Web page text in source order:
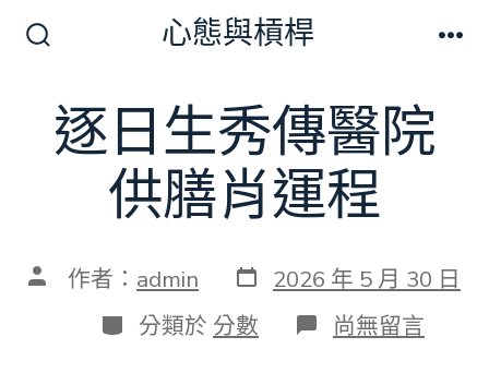
切
換
開
心態與槓桿
逐日生秀傳醫院
供膳肖運程
文 作者： admin 發
表
日
期
2026 年 5 月 30 日
分
類
分類於 分數 在
〈逐
尚無留言